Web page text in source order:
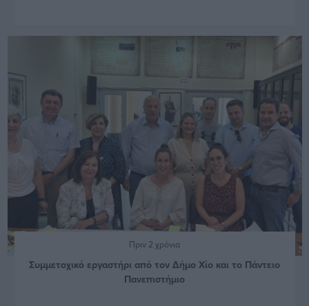
Πριν 2 χρόνια
Συμμετοχικό εργαστήρι από τον Δήμο Χίο και το Πάντειο
Πανεπιστήμιο